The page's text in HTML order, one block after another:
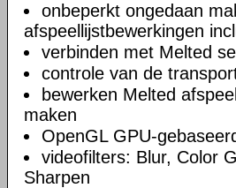
onbeperkt ongedaan
afspeellijstbewerkingen
verbinden met Melted
controle van de
bewerken Melted
maken
OpenGL GPU-
videofilters: Blur, Color
Sharpen